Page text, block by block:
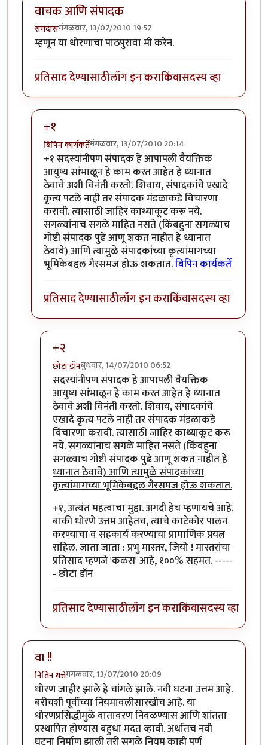
वाचक आणि संपादक
रामदासमंगळवार, 13/07/2010 19:57
म्हणून या धोरणाचा पाठपुरावा मी करेन.
प्रतिसाद देण्यासाठीलॉग इन कराकिंवासदस्य व्हा
+१
बिपिन कार्यकर्तेमंगळवार, 13/07/2010 20:14
In reply toवाचक आणि संपादकbyरामदास
+१ सदस्यांनीपण संपादक हे आपापली वैयक्तिक
आयुष्य सांभाळून हे काम करत आहेत हे ध्यानात
ठेवावे अशी विनंती करतो. शिवाय, संपादकांचे एखादे
कृत्य पटले नाही तर संपादक मंडळाकडे विचारणा
करावी. त्यासाठी जाहिर काथ्याकूट करू नये.
सगळ्यांनाच सगळे माहित नसते (किंबहुना सगळ्याच
गोष्टी संपादक पुढे आणू शकत नाहीत हे ध्यानात
ठेवावे) आणि त्यामुळे संपादकांच्या कृत्यांमागच्या
भूमिकेबद्दल गैरसमज होऊ शकतात.बिपिन कार्यकर्ते
प्रतिसाद देण्यासाठीलॉग इन कराकिंवासदस्य व्हा
+२
छोटा डॉनबुधवार, 14/07/2010 06:52
In reply to+१byबिपिन कार्यकर्ते
सदस्यांनीपण संपादक हे आपापली वैयक्तिक
आयुष्य सांभाळून हे काम करत आहेत हे ध्यानात
ठेवावे अशी विनंती करतो. शिवाय, संपादकांचे
एखादे कृत्य पटले नाही तर संपादक मंडळाकडे
विचारणा करावी. त्यासाठी जाहिर काथ्याकूट करू
नये.सगळ्यांनाच सगळे माहित नसते (किंबहुना
सगळ्याच गोष्टी संपादक पुढे आणू शकत नाहीत हे
ध्यानात ठेवावे) आणि त्यामुळे संपादकांच्या
कृत्यांमागच्या भूमिकेबद्दल गैरसमज होऊ शकतात.
+१, अत्यंत महत्वाचा मुद्दा. अगदी हेच म्हणायचे आहे.
बाकी धोरणे उत्तम आहेतच, त्याचे काटेकोर पालन
करण्याचा व सहकार्य करण्याचा प्रामाणिक प्रयत्न
राहिल. जाता जाता : प्रभु मास्तर, जियो ! मास्तरांचा
प्रतिसाद म्हणजे 'कळस' आहे, १००% सहमत. -----
- छोटा डॉन
प्रतिसाद देण्यासाठीलॉग इन कराकिंवासदस्य व्हा
वा !!
नितिन थत्तेमंगळवार, 13/07/2010 20:09
धोरण जाहीर झाले हे चांगले झाले. नवी घटना उत्तम आहे.
बरीचशी पूर्वीच्या नियमावलीसारखीच आहे. या
धोरणप्रसिद्धीमुळे वातावरण निवळण्यास आणि शांतता
प्रस्थापित होण्यास बहुधा मदत व्हावी. अर्थातच नवी